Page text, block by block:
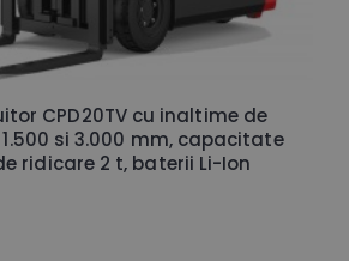
CPD20TV cu inaltime de
si 3.000 mm, capacitate
ridicare 2 t, baterii Li-Ion